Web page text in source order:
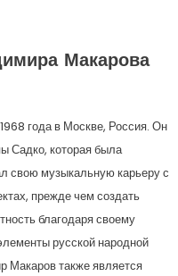
Макарова
года в Москве, Россия. Он
Садко, которая была
свою музыкальную карьеру с
прежде чем создать
благодаря своему
русской народной
Макаров также является